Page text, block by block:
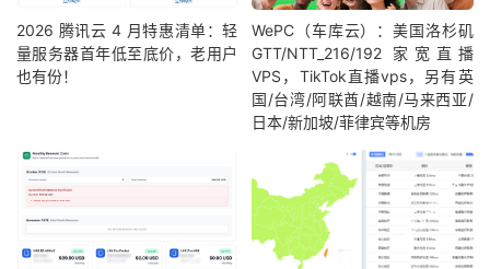
2026 腾讯云 4 月特惠清单：轻
量服务器首年低至底价，老用户
也有份！
WePC（车库云）：美国洛杉矶
GTT/NTT_216/192 家宽直播
VPS，TikTok直播vps，另有英
国/台湾/阿联酋/越南/马来西亚/
日本/新加坡/菲律宾等机房